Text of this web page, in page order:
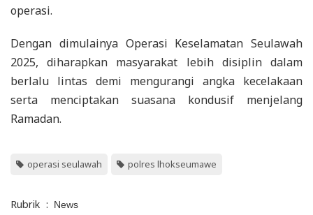
operasi.
Dengan dimulainya Operasi Keselamatan Seulawah
2025, diharapkan masyarakat lebih disiplin dalam
berlalu lintas demi mengurangi angka kecelakaan
serta menciptakan suasana kondusif menjelang
Ramadan.
operasi seulawah polres lhokseumawe
Rubrik : News